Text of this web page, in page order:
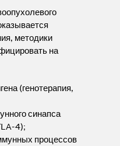
методики
на
(генотерапия,
синапса
4);
процессов